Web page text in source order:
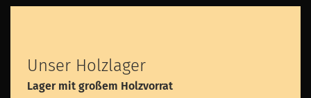
Unser Holzlager
Lager mit großem Holzvorrat